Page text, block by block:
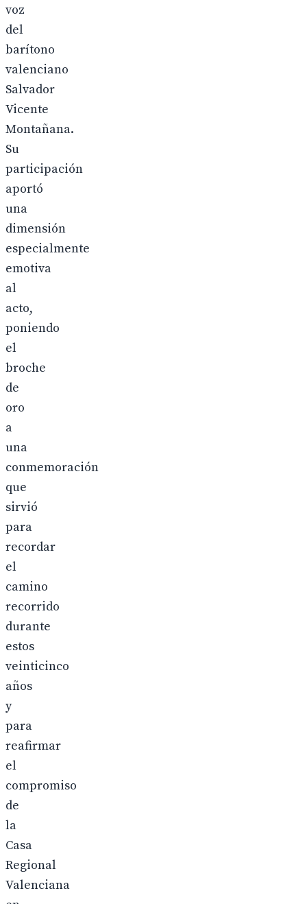
voz
del
barítono
valenciano
Salvador
Vicente
Montañana.
Su
participación
aportó
una
dimensión
especialmente
emotiva
al
acto,
poniendo
el
broche
de
oro
a
una
conmemoración
que
sirvió
para
recordar
el
camino
recorrido
durante
estos
veinticinco
años
y
para
reafirmar
el
compromiso
de
la
Casa
Regional
Valenciana